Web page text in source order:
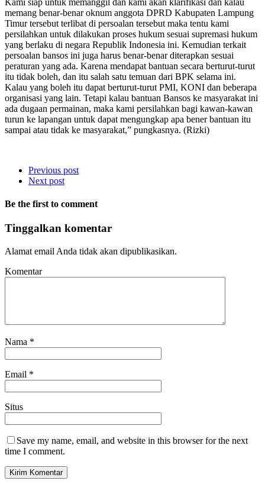
memang benar-benar oknum anggota DPRD Kabupaten Lampung
Timur tersebut terlibat di persoalan tersebut maka tentu kami
persilahkan untuk dilakukan proses hukum sesuai supremasi hukum
yang berlaku di negara Republik Indonesia ini. Kemudian terkait
persoalan bansos ini juga harus benar-benar diterapkan sesuai
peraturan yang ada. Karena mendapat bantuan secara berturut-turut
itu tidak boleh, dan itu salah satu temuan dari BPK selama ini.
Kalau yang boleh itu dapat berturut-turut PMI, KONI dan beberapa
organisasi yang lain. Tetapi kalau bantuan Bansos ke masyarakat ini
ada dugaan permainan, maka kami persilahkan bagi kawan-kawan
turun ke lapangan untuk dapat mengungkap apa bener bantuan itu
sampai atau tidak ke masyarakat,” pungkasnya. (Rizki)
Previous post
Next post
Be the first to comment
Tinggalkan komentar
Alamat email Anda tidak akan dipublikasikan.
Komentar
Nama *
Email *
Situs
Save my name, email, and website in this browser for the next
time I comment.